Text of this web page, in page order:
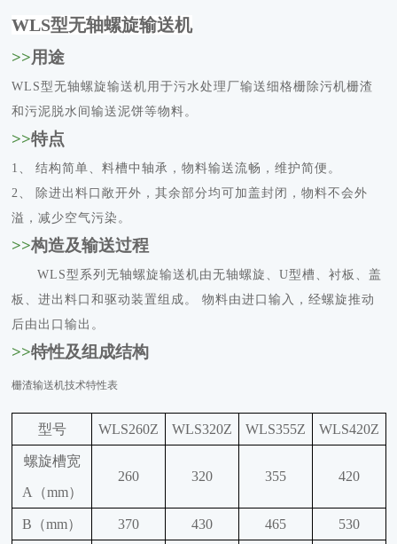
WLS型无轴螺旋输送机
>>用途
WLS型无轴螺旋输送机用于污水处理厂输送细格栅除污机栅渣
和污泥脱水间输送泥饼等物料。
>>特点
1、
结构简单、料槽中轴承，物料输送流畅，维护简便。
2、
除进出料口敞开外，其余部分均可加盖封闭，物料不会外
溢，减少空气污染。
>>构造及输送过程
WLS型系列无轴螺旋输送机由无轴螺旋、U型槽、衬板、盖
板、进出料口和驱动装置组成。
物料由进口输入，经螺旋推动
后由出口输出。
>>特性及组成结构
栅渣输送机技术特性表
型号 WLS260Z WLS320Z WLS355Z WLS420Z
螺旋槽宽
A（mm）
260 320 355 420
B（mm） 370 430 465 530